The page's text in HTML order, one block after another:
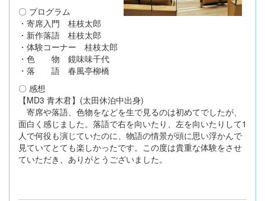
〇 プログラム
・寄席入門 桂枝太郎
・新作落語 桂枝太郎
・体験コーナー 桂枝太郎
・色 物 鏡味味千代
・落 語 春風亭柳橋
〇 感想
【MD3 青木君】(太田休泊中出身)
寄席や落語、色物をなどを生で見るのは初めてでしたが、
面白く感じました。落語で右を向いたり、左を向いたりして1
人で何役も演じていたのに、物語の情景が頭に思い浮かんで
見ていてとても楽しかったです。この度は貴重な体験をさせ
ていただき、ありがとうございました。